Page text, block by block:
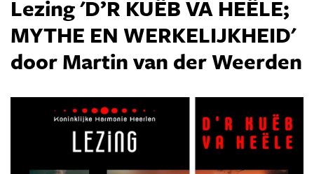
Lezing 'D’R KUËB VA HEËLE;
MYTHE EN WERKELIJKHEID'
door Martin van der Weerden